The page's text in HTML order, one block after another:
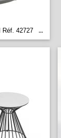
Réf. 42727 ...